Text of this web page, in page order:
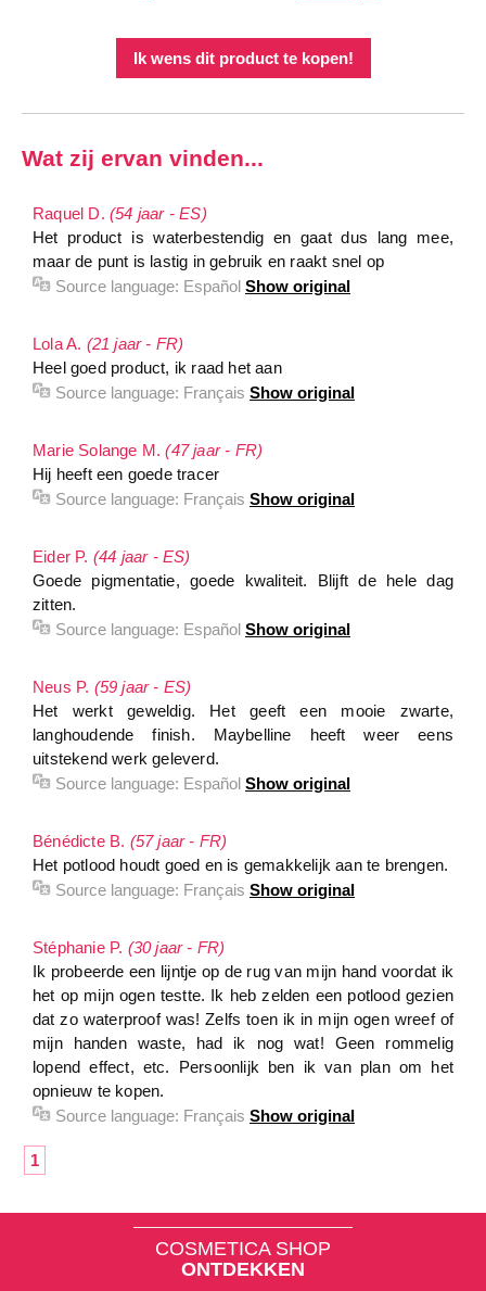
Ik wens dit product te kopen!
Wat zij ervan vinden...
Raquel D. (54 jaar - ES)
Het product is waterbestendig en gaat dus lang mee,
maar de punt is lastig in gebruik en raakt snel op
Source language: Español Show original
Lola A. (21 jaar - FR)
Heel goed product, ik raad het aan
Source language: Français Show original
Marie Solange M.(47 jaar - FR)
Hij heeft een goede tracer
Source language: Français Show original
Eider P. (44 jaar - ES)
Goede pigmentatie, goede kwaliteit. Blijft de hele dag
zitten.
Source language: Español Show original
Neus P. (59 jaar - ES)
Het werkt geweldig. Het geeft een mooie zwarte,
langhoudende finish. Maybelline heeft weer eens
uitstekend werk geleverd.
Source language: Español Show original
Bénédicte B. (57 jaar - FR)
Het potlood houdt goed en is gemakkelijk aan te brengen.
Source language: Français Show original
Stéphanie P. (30 jaar - FR)
Ik probeerde een lijntje op de rug van mijn hand voordat ik
het op mijn ogen testte. Ik heb zelden een potlood gezien
dat zo waterproof was! Zelfs toen ik in mijn ogen wreef of
mijn handen waste, had ik nog wat! Geen rommelig
lopend effect, etc. Persoonlijk ben ik van plan om het
opnieuw te kopen.
Source language: Français Show original
1
COSMETICA SHOP
ONTDEKKEN